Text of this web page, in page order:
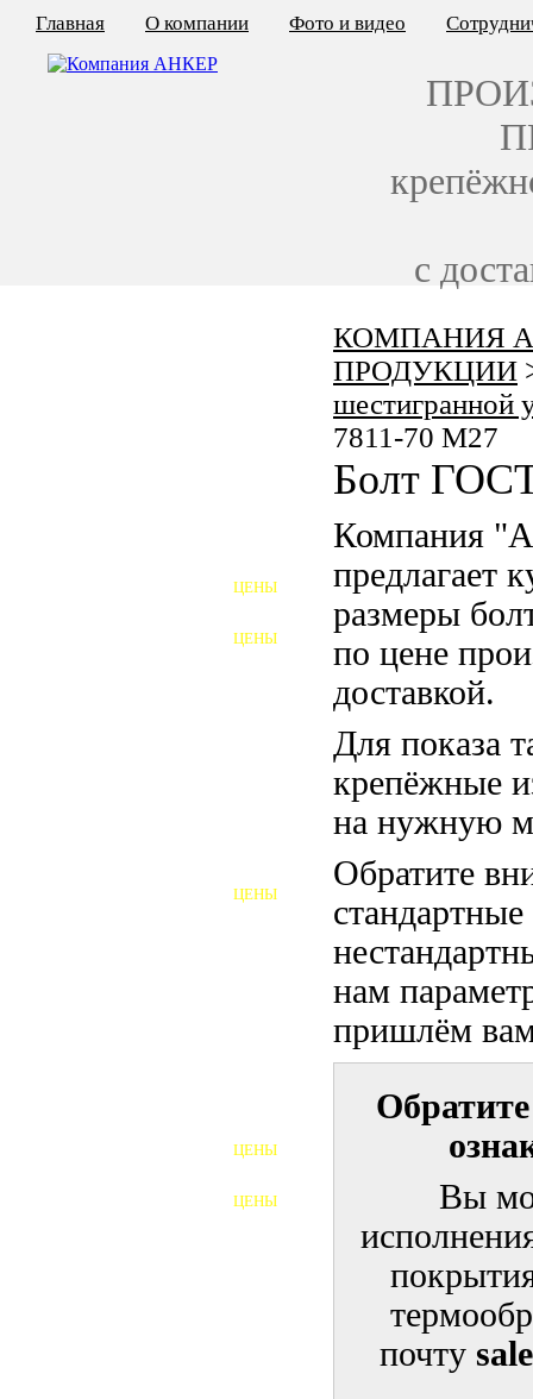
КОМПАНИЯ
ПРОДУКЦИИ
шестигранной
7811-70 M27
Болт
Компания
предлагает
размеры
по цене
доставкой.
Для показа
крепёжные
на нужную
Обратите
нам
пришлём
Вы
почту
ЦЕНЫ
ЦЕНЫ
ШАЙБЫ ФУНДАМЕНТНЫЕ
ЦЕНЫ
ЦЕНЫ
ЦЕНЫ
Главная О компании Фото и видео
с